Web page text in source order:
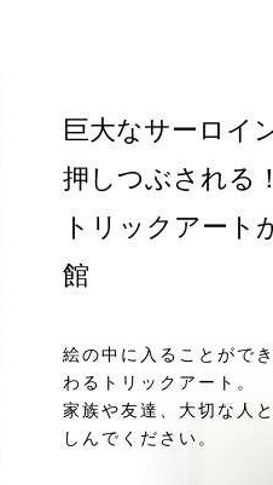
巨大なサーロイ
押しつぶされる
トリックアート
館
絵の中に入ることがで
わるトリックアート。
家族や友達、大切な人
しんでください。